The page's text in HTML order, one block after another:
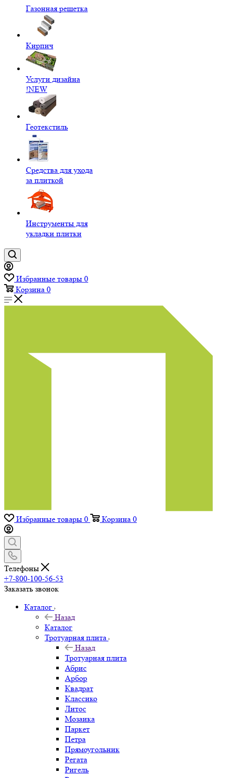
Газонная решетка
Кирпич
Услуги дизайна
!NEW
Геотекстиль
Средства для ухода
за плиткой
Инструменты для
укладки плитки
Избранные товары 0
Корзина 0
Избранные товары 0 Корзина 0
Телефоны
+7-800-100-56-53
Заказать звонок
Каталог
Назад
Каталог
Тротуарная плита
Назад
Тротуарная плита
Абрис
Арбор
Квадрат
Классико
Литос
Мозаика
Паркет
Петра
Прямоугольник
Регата
Ригель